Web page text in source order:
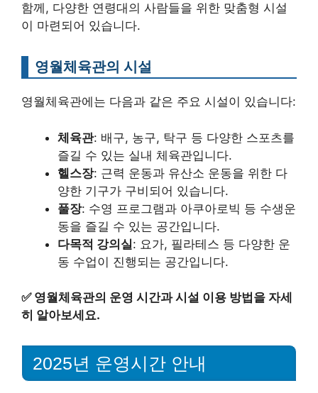
함께, 다양한 연령대의 사람들을 위한 맞춤형 시설
이 마련되어 있습니다.
영월체육관의 시설
영월체육관에는 다음과 같은 주요 시설이 있습니다:
체육관: 배구, 농구, 탁구 등 다양한 스포츠를
즐길 수 있는 실내 체육관입니다.
헬스장: 근력 운동과 유산소 운동을 위한 다
양한 기구가 구비되어 있습니다.
풀장: 수영 프로그램과 아쿠아로빅 등 수생운
동을 즐길 수 있는 공간입니다.
다목적 강의실: 요가, 필라테스 등 다양한 운
동 수업이 진행되는 공간입니다.
✅ 영월체육관의 운영 시간과 시설 이용 방법을 자세
히 알아보세요.
2025년 운영시간 안내